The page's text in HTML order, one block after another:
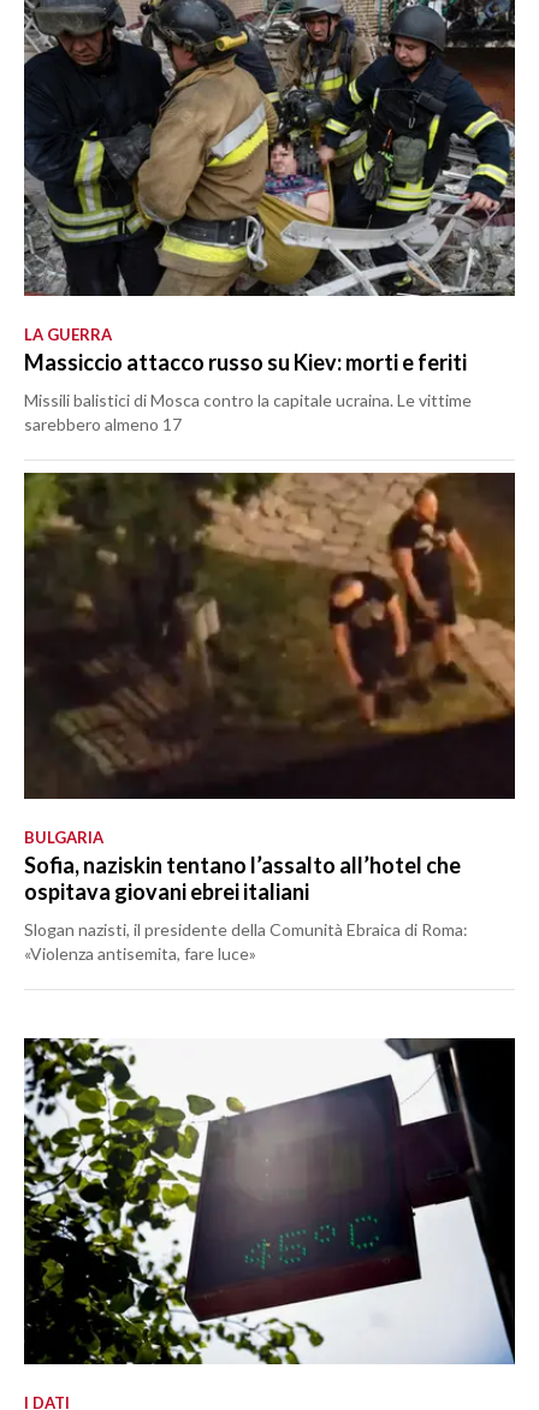
LA GUERRA
Massiccio attacco russo su Kiev: morti e feriti
Missili balistici di Mosca contro la capitale ucraina. Le vittime
sarebbero almeno 17
BULGARIA
Sofia, naziskin tentano l’assalto all’hotel che
ospitava giovani ebrei italiani
Slogan nazisti, il presidente della Comunità Ebraica di Roma:
«Violenza antisemita, fare luce»
I DATI